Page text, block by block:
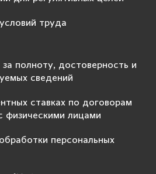
труда
полноту, достоверность и
сведений
ставках по договорам
физическими лицами
персональных